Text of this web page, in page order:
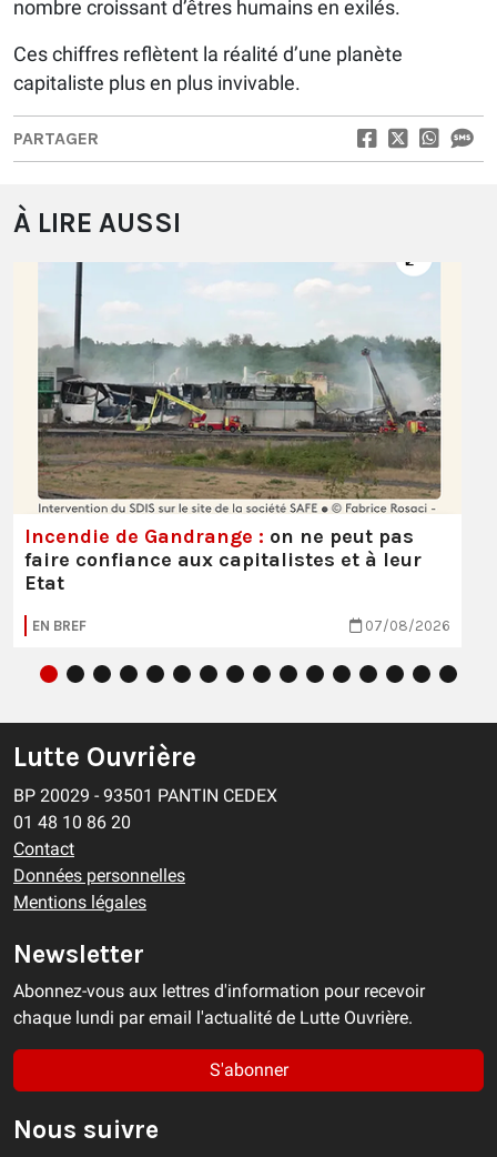
nombre croissant d’êtres humains en exilés.
Ces chiffres reflètent la réalité d’une planète
capitaliste plus en plus invivable.
PARTAGER
À LIRE AUSSI
Incendie de Gandrange : on ne peut pas
faire confiance aux capitalistes et à leur
Etat
EN BREF 07/08/2026
Lutte Ouvrière
BP 20029 - 93501 PANTIN CEDEX
01 48 10 86 20
Contact
Données personnelles
Mentions légales
Newsletter
Abonnez-vous aux lettres d'information pour recevoir
chaque lundi par email l'actualité de Lutte Ouvrière.
S'abonner
Nous suivre